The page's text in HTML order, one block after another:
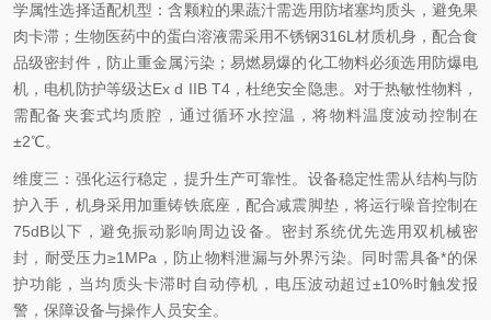
学属性选择适配机型：含颗粒的果蔬汁需选用防堵塞均质头，避免果
肉卡滞；生物医药中的蛋白溶液需采用不锈钢316L材质机身，配合食
品级密封件，防止重金属污染；易燃易爆的化工物料必须选用防爆电
机，电机防护等级达Ex d IIB T4，杜绝安全隐患。对于热敏性物料，
需配备夹套式均质腔，通过循环水控温，将物料温度波动控制在
±2℃。
维度三：强化运行稳定，提升生产可靠性。设备稳定性需从结构与防
护入手，机身采用加重铸铁底座，配合减震脚垫，将运行噪音控制在
75dB以下，避免振动影响周边设备。密封系统优先选用双机械密
封，耐受压力≥1MPa，防止物料泄漏与外界污染。同时需具备*的保
护功能，当均质头卡滞时自动停机，电压波动超过±10%时触发报
警，保障设备与操作人员安全。